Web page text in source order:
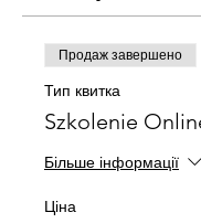
Продаж завершено
Тип квитка
Szkolenie
Більше інформації
Ціна